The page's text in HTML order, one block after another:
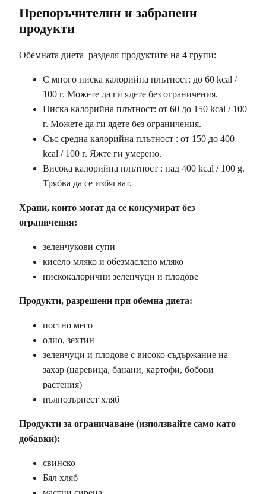
Препоръчителни и забранени
продукти
Обемната диета разделя продуктите на 4 групи:
С много ниска калорийна плътност: до 60 kcal /
100 г. Можете да ги ядете без ограничения.
Ниска калорийна плътност: от 60 до 150 kcal / 100
г. Можете да ги ядете без ограничения.
Със средна калорийна плътност : от 150 до 400
kcal / 100 г. Яжте ги умерено.
Висока калорийна плътност : над 400 kcal / 100 g.
Трябва да се избягват.
Храни, които могат да се консумират без
ограничения:
зеленчукови супи
кисело мляко и обезмаслено мляко
нискокалорични зеленчуци и плодове
Продукти, разрешени при обемна диета:
постно месо
олио, зехтин
зеленчуци и плодове с високо съдържание на
захар (царевица, банани, картофи, бобови
растения)
пълнозърнест хляб
Продукти за ограничаване (използвайте само като
добавки):
свинско
Бял хляб